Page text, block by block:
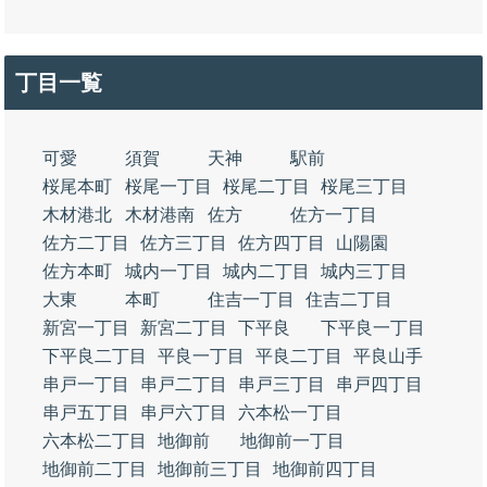
丁目一覧
可愛 須賀 天神
駅前
桜尾本町
桜尾一丁目 桜尾二丁目
桜尾三丁目
木材港北
木材港南 佐方
佐方一丁目
佐方二丁目
佐方三丁目 佐方四丁目
山陽園
佐方本町
城内一丁目 城内二丁目
城内三丁目
大東
本町 住吉一丁目
住吉二丁目
新宮一丁目
新宮二丁目 下平良
下平良一丁目
下平良二丁目
平良一丁目 平良二丁目
平良山手
串戸一丁目
串戸二丁目 串戸三丁目
串戸四丁目
串戸五丁目
串戸六丁目
六本松一丁目
六本松二丁目
地御前
地御前一丁目
地御前二丁目
地御前三丁目 地御前四丁目